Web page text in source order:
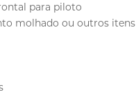
para piloto
molhado ou outros itens